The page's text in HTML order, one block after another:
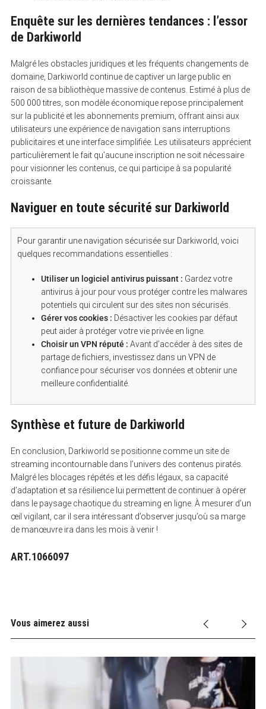
Enquête sur les dernières tendances : l’essor
de Darkiworld
Malgré les obstacles juridiques et les fréquents changements de
domaine, Darkiworld continue de captiver un large public en
raison de sa bibliothèque massive de contenus. Estimé à plus de
500 000 titres, son modèle économique repose principalement
sur la publicité et les abonnements premium, offrant ainsi aux
utilisateurs une expérience de navigation sans interruptions
publicitaires et une interface simplifiée. Les utilisateurs apprécient
particulièrement le fait qu’aucune inscription ne soit nécessaire
pour visionner les contenus, ce qui participe à sa popularité
croissante.
Naviguer en toute sécurité sur Darkiworld
Pour garantir une navigation sécurisée sur Darkiworld, voici
quelques recommandations essentielles :
Utiliser un logiciel antivirus puissant : Gardez votre
antivirus à jour pour vous protéger contre les malwares
potentiels qui circulent sur des sites non sécurisés.
Gérer vos cookies : Désactiver les cookies par défaut
peut aider à protéger votre vie privée en ligne.
Choisir un VPN réputé : Avant d’accéder à des sites de
partage de fichiers, investissez dans un VPN de
confiance pour sécuriser vos données et obtenir une
meilleure confidentialité.
Synthèse et future de Darkiworld
En conclusion, Darkiworld se positionne comme un site de
streaming incontournable dans l’univers des contenus piratés.
Malgré les blocages répétés et les défis légaux, sa capacité
d’adaptation et sa résilience lui permettent de continuer à opérer
dans le paysage chaotique du streaming en ligne. À mesurer d’un
œil vigilant, car il sera intéressant d’observer jusqu’où sa marge
de manœuvre ira dans les mois à venir !
ART.1066097
Vous aimerez aussi